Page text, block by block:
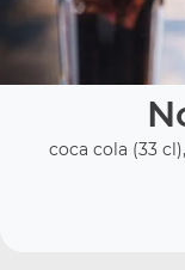
coca cola (33